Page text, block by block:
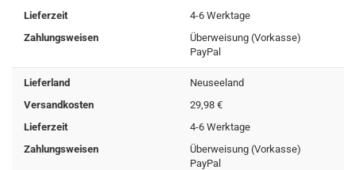
Lieferzeit
4-6 Werktage
Zahlungsweisen
Überweisung (Vorkasse)
PayPal
Lieferland
Neuseeland
Versandkosten
29,98 €
Lieferzeit
4-6 Werktage
Zahlungsweisen
Überweisung (Vorkasse)
PayPal